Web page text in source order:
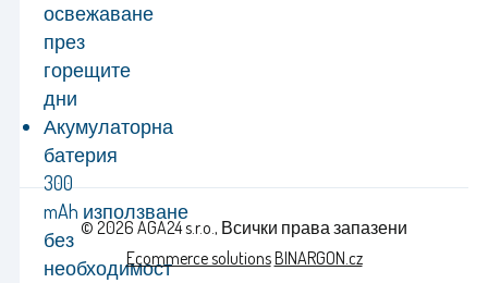
освежаване
през
горещите
дни
Акумулаторна
батерия
300
mAh използване
без
необходимост
© 2026 AGA24 s.r.o., Всички права запазени
Ecommerce solutionsBINARGON.cz